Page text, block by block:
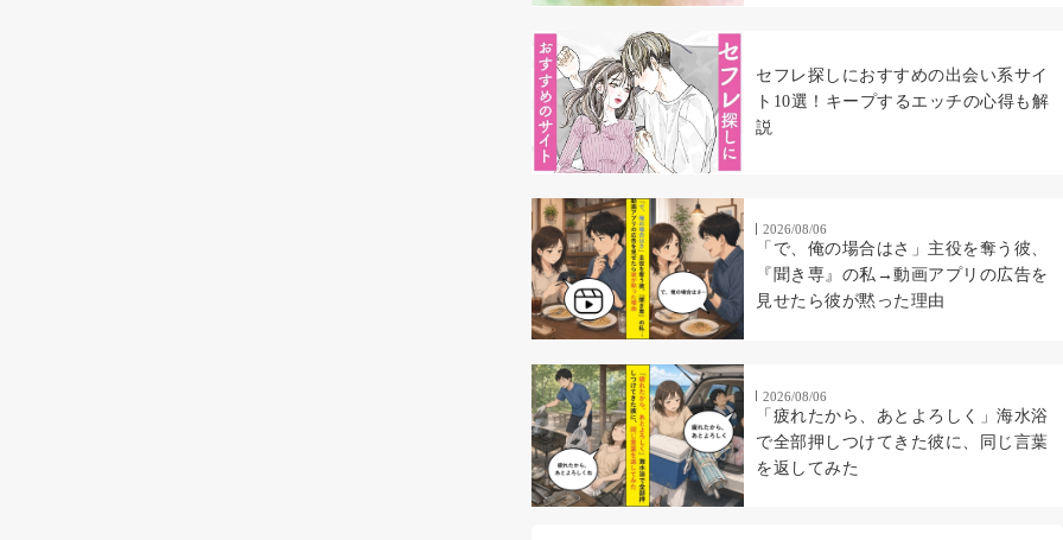
セフレ探しにおすすめの出会い系サイ
ト10選！キープするエッチの心得も解
説
2026/08/06
「で、俺の場合はさ」主役を奪う彼、
『聞き専』の私→動画アプリの広告を
見せたら彼が黙った理由
2026/08/06
「疲れたから、あとよろしく」海水浴
で全部押しつけてきた彼に、同じ言葉
を返してみた